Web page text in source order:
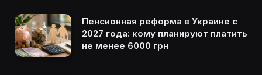
Пенсионная реформа в Украине с
2027 года: кому планируют платить
не менее 6000 грн